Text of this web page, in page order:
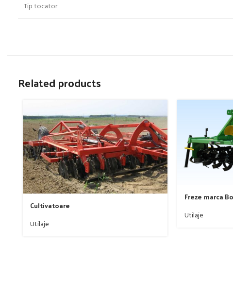
Tip tocator
Related products
Cultivatoare
Utilaje
Freze marca
Utilaje